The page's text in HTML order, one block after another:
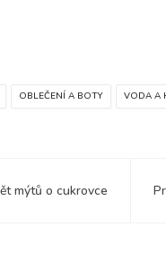
OBLEČENÍ A BOTY VODA A
mýtů o cukrovce